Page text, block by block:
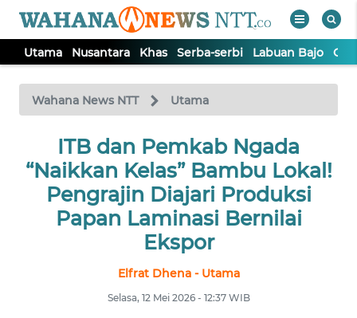
Utama Nusantara Khas Serba-serbi Labuan Bajo
Wahana News NTT Utama
ITB dan Pemkab Ngada
“Naikkan Kelas” Bambu Lokal!
Pengrajin Diajari Produksi
Papan Laminasi Bernilai
Ekspor
Elfrat Dhena - Utama
Selasa, 12 Mei 2026 - 12:37 WIB
TV
Tutup
UTAMA
NUSANTARA